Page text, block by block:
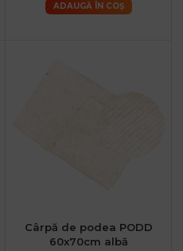
ADAUGĂ ÎN COȘ
Cârpă de podea PODD
60x70cm albă